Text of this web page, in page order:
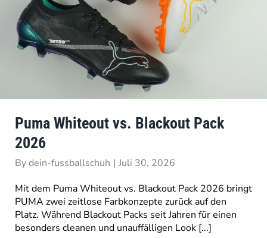
Puma Whiteout vs. Blackout Pack
2026
Bydein-fussballschuh | Juli 30, 2026
Mit dem Puma Whiteout vs. Blackout Pack 2026 bringt
PUMA zwei zeitlose Farbkonzepte zurück auf den
Platz. Während Blackout Packs seit Jahren für einen
besonders cleanen und unauffälligen Look [...]